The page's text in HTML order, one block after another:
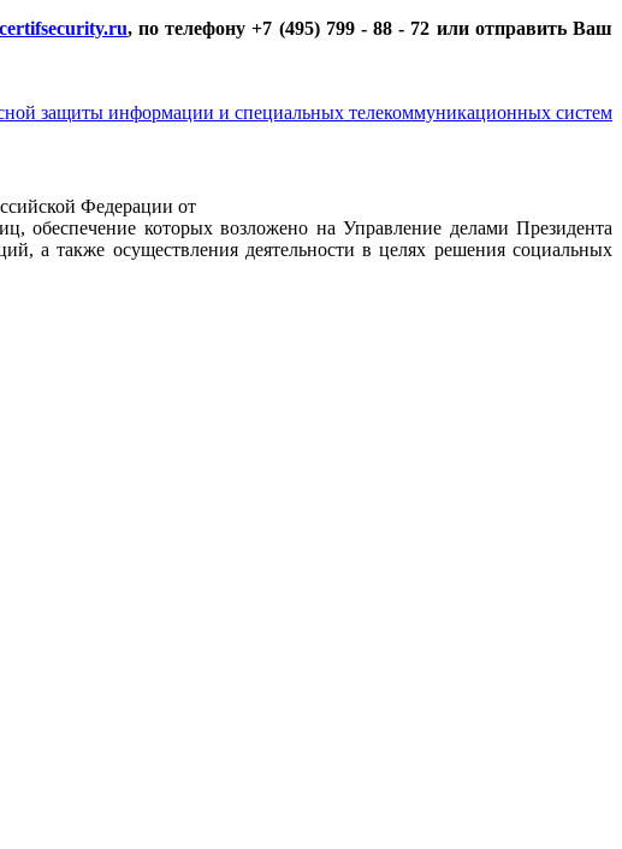
certifsecurity.ru, по телефону +7 (495) 799 - 88 - 72 или отправить Ваш
защиты информации и специальных телекоммуникационных систем
Федерации от
обеспечение которых возложено на Управление делами Президента
а также осуществления деятельности в целях решения социальных